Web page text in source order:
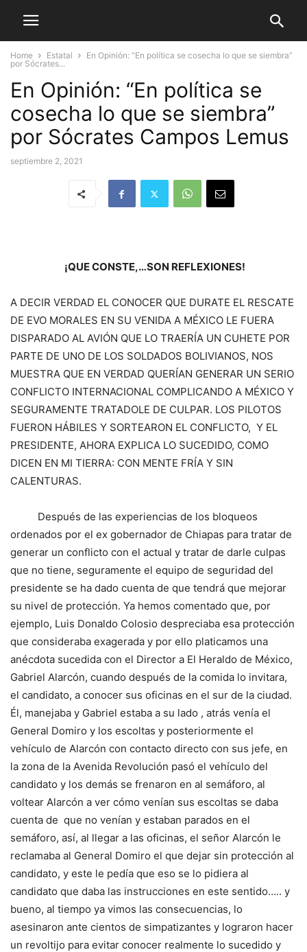
Home Estatal
En Opinión: “En política se cosecha lo que se siembra”
por Sócrates...
En Opinión: “En política se
cosecha lo que se siembra”
por Sócrates Campos Lemus
septiembre 2, 2021
¡QUE CONSTE,…SON REFLEXIONES!
A DECIR VERDAD EL CONOCER QUE DURATE EL RESCATE
DE EVO MORALES EN SU VENIDA A MÉXICO LE FUERA
DISPARADO AL AVIÓN QUE LO TRAERÍA UN CUHETE POR
PARTE DE UNO DE LOS SOLDADOS BOLIVIANOS, NOS
MUESTRA QUE EN VERDAD QUERÍAN GENERAR UN SERIO
CONFLICTO INTERNACIONAL COMPLICANDO A MÉXICO Y
SEGURAMENTE TRATADOLE DE CULPAR. LOS PILOTOS
FUERON HÁBILES Y SORTEARON EL CONFLICTO, Y EL
PRESIDENTE, AHORA EXPLICA LO SUCEDIDO, COMO
DICEN EN MI TIERRA: CON MENTE FRÍA Y SIN
CALENTURAS.
Después de las experiencias de los bloqueos
ordenados por el ex gobernador de Chiapas para tratar de
generar un conflicto con el actual y tratar de darle culpas
que no tiene, seguramente el equipo de seguridad del
presidente se ha dado cuenta de que tendrá que mejorar
su nivel de protección. Ya hemos comentado que, por
ejemplo, Luis Donaldo Colosio despreciaba esa protección
que consideraba exagerada y por ello platicamos una
anécdota sucedida con el Director a El Heraldo de México,
Gabriel Alarcón, cuando después de la comida lo invitara,
el candidato, a conocer sus oficinas en el sur de la ciudad.
Él, manejaba y Gabriel estaba a su lado , atrás venía el
General Domiro y los escoltas y posteriormente el
vehículo de Alarcón con contacto directo con sus jefe, en
la zona de la Avenida Revolución pasó el vehículo del
candidato y los demás se frenaron en al semáforo, al
voltear Alarcón a ver cómo venían sus escoltas se daba
cuenta de que no venían y estaban parados en el
semáforo, así, al llegar a las oficinas, el señor Alarcón le
reclamaba al General Domiro el que dejar sin protección al
candidato, y este le pedía que eso se lo pidiera al
candidato que daba las instrucciones en este sentido….. y
bueno, al tiempo ya vimos las consecuencias, lo
asesinaron ante cientos de simpatizantes y lograron hacer
un revoltijo para evitar conocer realmente lo sucedido y